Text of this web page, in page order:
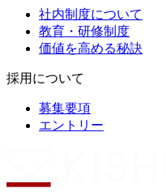
社内制度について
教育・研修制度
価値を高める秘訣
採用について
募集要項
エントリー